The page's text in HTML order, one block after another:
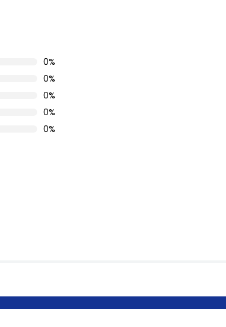
0%
0%
0%
0%
0%